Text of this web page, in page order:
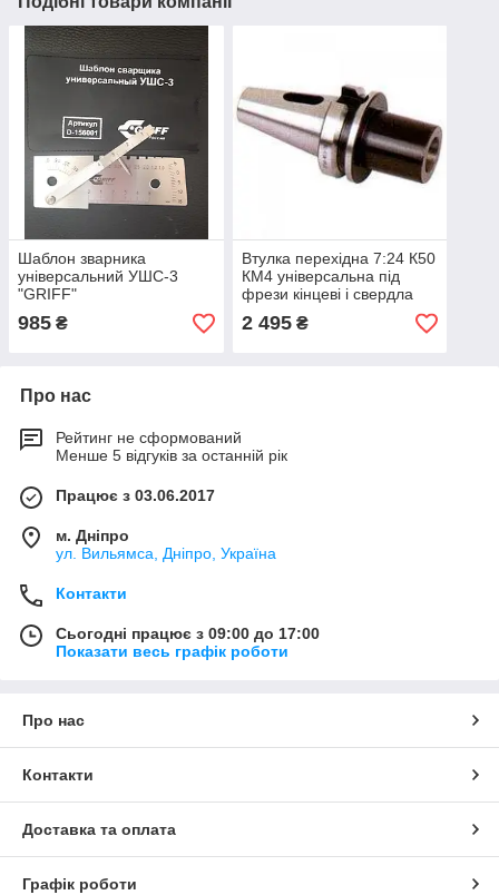
Шаблон зварника
універсальний УШС-3
"GRIFF"
985 ₴
Втулка перехідна 7:24 К50
КМ4 універсальна під
фрези кінцеві і свердла
2 495₴
Про нас
Рейтинг не сформований
Менше 5 відгуків за останній рік
Працює з 03.06.2017
м. Дніпро
ул. Вильямса, Дніпро, Україна
Контакти
Сьогодні працює з 09:00 до 17:00
Показати весь графік роботи
Про нас
Контакти
Доставка та оплата
Графік роботи